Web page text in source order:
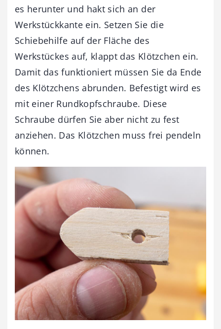
es herunter und hakt sich an der
Werkstückkante ein. Setzen Sie die
Schiebehilfe auf der Fläche des
Werkstückes auf, klappt das Klötzchen ein.
Damit das funktioniert müssen Sie da Ende
des Klötzchens abrunden. Befestigt wird es
mit einer Rundkopfschraube. Diese
Schraube dürfen Sie aber nicht zu fest
anziehen. Das Klötzchen muss frei pendeln
können.